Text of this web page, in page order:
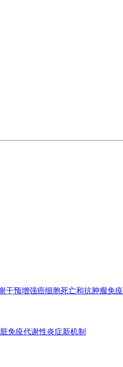
干预增强癌细胞死亡和抗肿瘤免疫
免疫代谢性炎症新机制